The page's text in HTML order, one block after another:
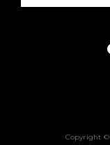
Copyright ©